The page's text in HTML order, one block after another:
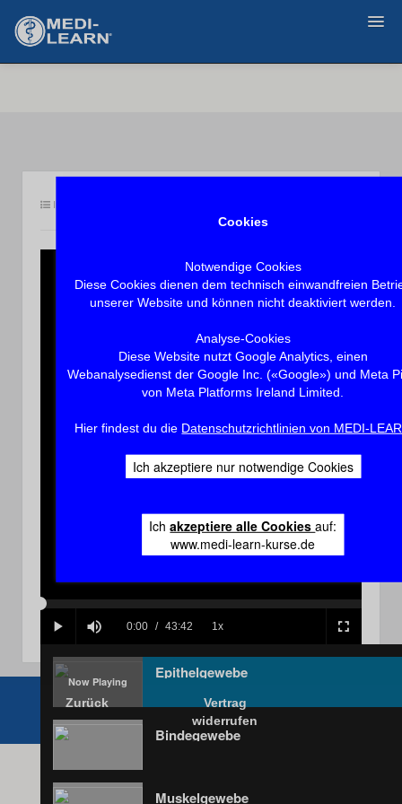
Cookies
Notwendige Cookies
Diese Cookies dienen dem technisch einwandfreien
unserer Website und können nicht deaktiviert werden.
Analyse-Cookies
Diese Website nutzt Google Analytics, einen
Webanalysedienst der Google Inc. («Google») und Meta
von Meta Platforms Ireland Limited.
Hier findest du die Datenschutzrichtlinien von MEDI-
Ich akzeptiere nur notwendige Cookies
Ichakzeptiere alle Cookiesauf:
www.medi-learn-kurse.de
Inhalt
Play
Video
Play Mute Current
0:00 / Duration
43:42
Loaded
0%
Progress
0%
Playback
1x Fullscreen
Epithelgewebe
Bindegewebe
Muskelgewebe
Zurück
Vertrag
widerrufen